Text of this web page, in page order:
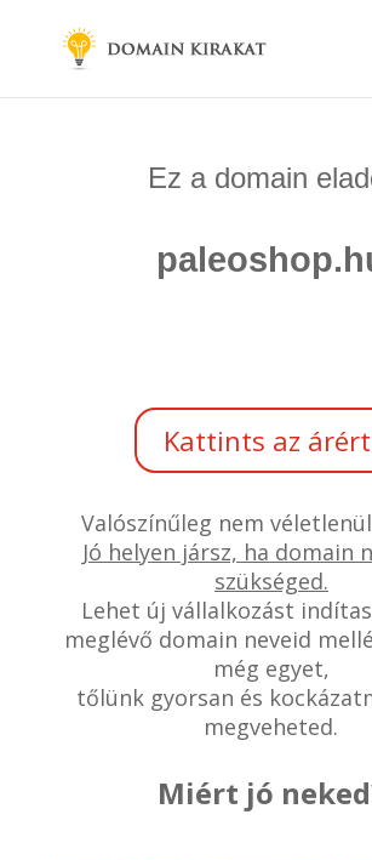
Ez a domain
Kattints az
Valószínűleg nem
Jó helyen jársz, ha domain
szükséged.
Lehet új vállalkozást
meglévő domain neveid
még egyet,
tőlünk gyorsan és
megveheted.
Miért jó